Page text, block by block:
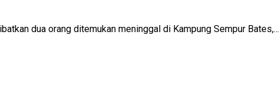
dua orang ditemukan meninggal di Kampung Sempur Bates,...